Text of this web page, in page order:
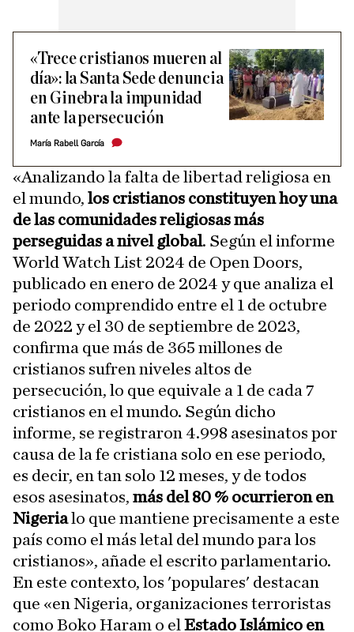
«Trece cristianos mueren al
día»: la Santa Sede denuncia
en Ginebra la impunidad
ante la persecución
María Rabell García
«Analizando la falta de libertad religiosa en
el mundo, los cristianos constituyen hoy una
de las comunidades religiosas más
perseguidas a nivel global. Según el informe
World Watch List 2024 de Open Doors,
publicado en enero de 2024 y que analiza el
periodo comprendido entre el 1 de octubre
de 2022 y el 30 de septiembre de 2023,
confirma que más de 365 millones de
cristianos sufren niveles altos de
persecución, lo que equivale a 1 de cada 7
cristianos en el mundo. Según dicho
informe, se registraron 4.998 asesinatos por
causa de la fe cristiana solo en ese periodo,
es decir, en tan solo 12 meses, y de todos
esos asesinatos, más del 80 % ocurrieron en
Nigerialo que mantiene precisamente a este
país como el más letal del mundo para los
cristianos», añade el escrito parlamentario.
En este contexto, los 'populares' destacan
que «en Nigeria, organizaciones terroristas
como Boko Haram o el Estado Islámico en